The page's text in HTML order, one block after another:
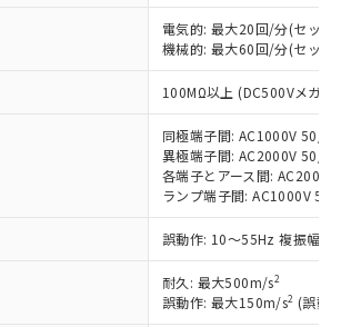
電気的: 最大20回/分(セット
機械的: 最大60回/分(セット
100MΩ以上 (DC500Vメガ)
同極端子間: AC1000V 50/
異極端子間: AC2000V 50/
各端子とアース間:
ランプ端子間: AC1000V
誤動作: 10～55Hz 複振幅
耐久: 最大500m/s2
誤動作: 最大150m/s2 (誤動
件をお読みいただき、同意のうえ
ービスは、当社制御機器事業取扱
の当社在庫状況および標準価格
抜)を提供させていただくもので
：EU RoHS指令（10物質）の
対応した製品が提供可能な商品で
EU RoHS指令（10物質）の非含
した製品に切り替える予定のある
なし：EU RoHS指令（10物質）の
非対応の商品で、対応品を出す予
認中：EU RoHS指令（10物質）の
応状況を調査中または確認中の
大均質材料含有率が中国RoHSの